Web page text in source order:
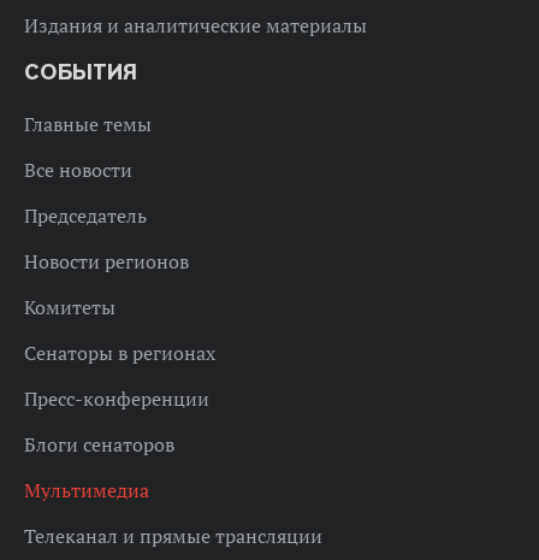
Издания и аналитические материалы
СОБЫТИЯ
Главные темы
Все новости
Председатель
Новости регионов
Комитеты
Сенаторы в регионах
Пресс-конференции
Блоги сенаторов
Мультимедиа
Телеканал и прямые трансляции